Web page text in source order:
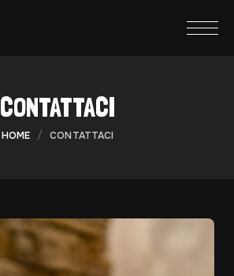
CONTATTACI
HOME CONTATTACI